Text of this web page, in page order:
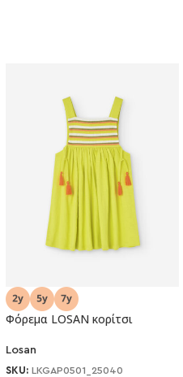
Φόρεμα LOSAN κορίτσι
Losan
SKU: LKGAP0501_25040